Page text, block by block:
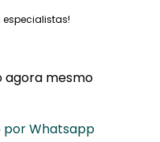
especialistas!
agora mesmo
por Whatsapp